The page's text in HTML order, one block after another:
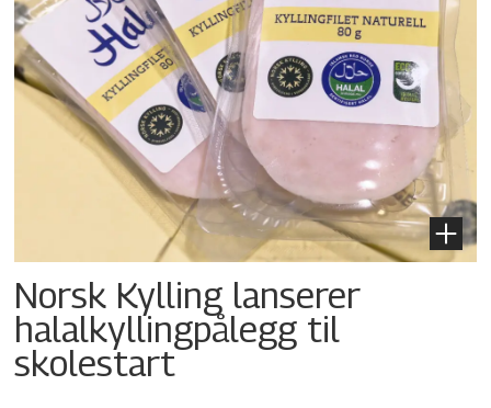
Norsk Kylling lanserer
halalkylling­pålegg til
skolestart